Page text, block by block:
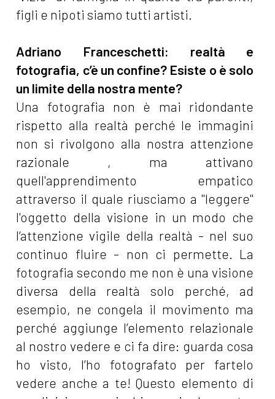
figli e nipoti siamo tutti artisti.
Adriano Franceschetti: realtà e
fotografia, c’è un confine? Esiste o è solo
un limite della nostra mente?
Una fotografia non è mai ridondante
rispetto alla realtà perché le immagini
non si rivolgono alla nostra attenzione
razionale , ma attivano
quell'apprendimento empatico
attraverso il quale riusciamo a "leggere"
l'oggetto della visione in un modo che
l’attenzione vigile della realtà - nel suo
continuo fluire - non ci permette. La
fotografia secondo me non è una visione
diversa della realtà solo perché, ad
esempio, ne congela il movimento ma
perché aggiunge l’elemento relazionale
al nostro vedere e ci fa dire: guarda cosa
ho visto, l’ho fotografato per fartelo
vedere anche a te! Questo elemento di